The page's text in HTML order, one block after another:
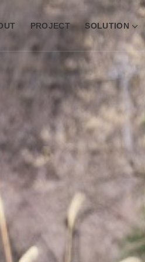
PROJECT SOLUTION